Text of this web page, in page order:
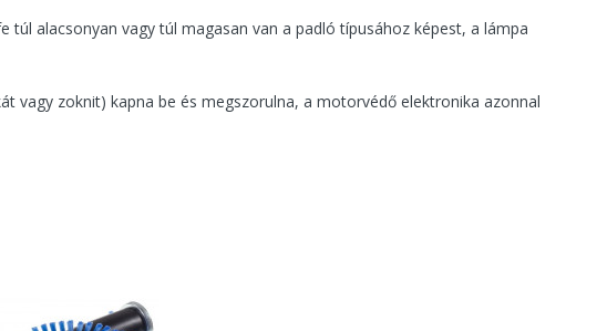
túl alacsonyan vagy túl magasan van a padló típusához képest, a lámpa
vagy zoknit) kapna be és megszorulna, a motorvédő elektronika azonnal